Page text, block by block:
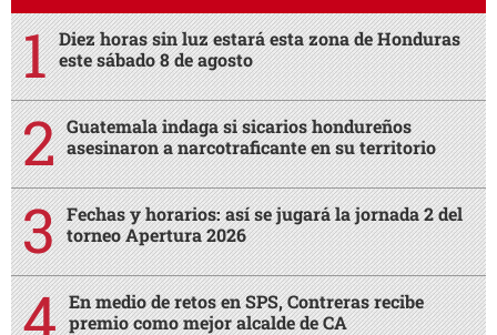
Diez horas sin luz estará esta zona de Honduras
este sábado 8 de agosto
Guatemala indaga si sicarios hondureños
asesinaron a narcotraficante en su territorio
Fechas y horarios: así se jugará la jornada 2 del
torneo Apertura 2026
En medio de retos en SPS, Contreras recibe
premio como mejor alcalde de CA